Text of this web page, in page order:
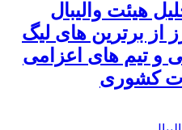
هیئت والیبال
از برترین های لیگ
و تیم های اعزامی
کشوری